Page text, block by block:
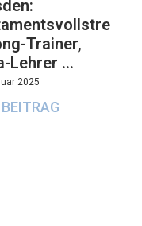
Trainer,
Lehrer …
2025